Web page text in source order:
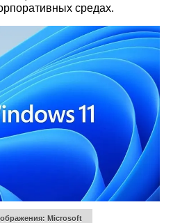
средах.
Microsoft